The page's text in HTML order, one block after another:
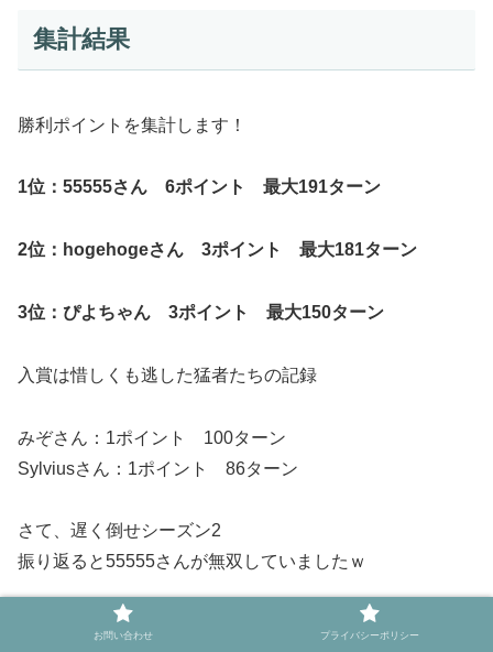
集計結果
勝利ポイントを集計します！
1位：55555さん 6ポイント 最大191ターン
2位：hogehogeさん 3ポイント 最大181ターン
3位：ぴよちゃん 3ポイント 最大150ターン
入賞は惜しくも逃した猛者たちの記録
みぞさん：1ポイント 100ターン
Sylviusさん：1ポイント 86ターン
さて、遅く倒せシーズン2
振り返ると55555さんが無双していましたｗ
シーズン3では55555さんを抜く召喚師は現れるのか！？
お問い合わせ プライバシーポリシー